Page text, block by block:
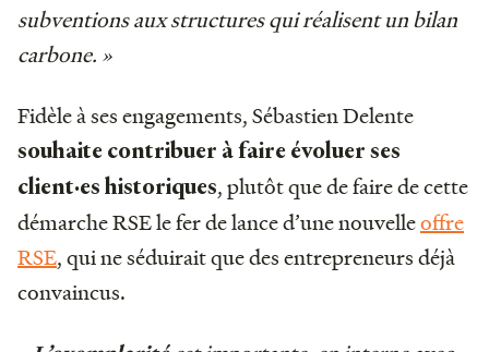
subventions aux structures qui réalisent un bilan
carbone. »
Fidèle à ses engagements, Sébastien Delente
souhaite contribuer à faire évoluer ses
client·es historiques, plutôt que de faire de cette
démarche RSE le fer de lance d’une nouvelleoffre
RSE, qui ne séduirait que des entrepreneurs déjà
convaincus.